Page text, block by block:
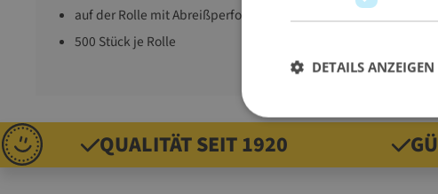
auf der Rolle mit Abreißperforation - so lässt sich Sack für Sack
500 Stück je Rolle
QUALITÄT SEIT 1920
DETAILS ANZEIGEN